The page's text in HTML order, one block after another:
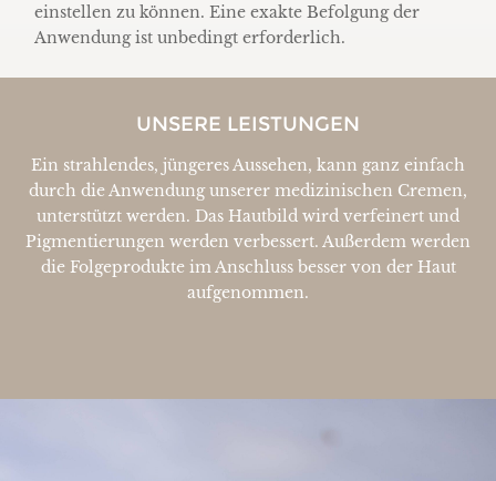
einstellen zu können. Eine exakte Befolgung der
Anwendung ist unbedingt erforderlich.
UNSERE LEISTUNGEN
Ein strahlendes, jüngeres Aussehen, kann ganz einfach
durch die Anwendung unserer medizinischen Cremen,
unterstützt werden. Das Hautbild wird verfeinert und
Pigmentierungen werden verbessert. Außerdem werden
die Folgeprodukte im Anschluss besser von der Haut
aufgenommen.